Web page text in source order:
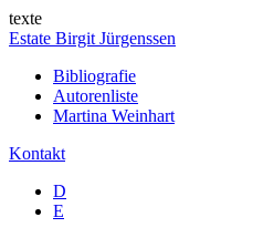
texte
Estate Birgit Jürgenssen
Bibliografie
Autorenliste
Martina Wein­hart
Kontakt
D
E